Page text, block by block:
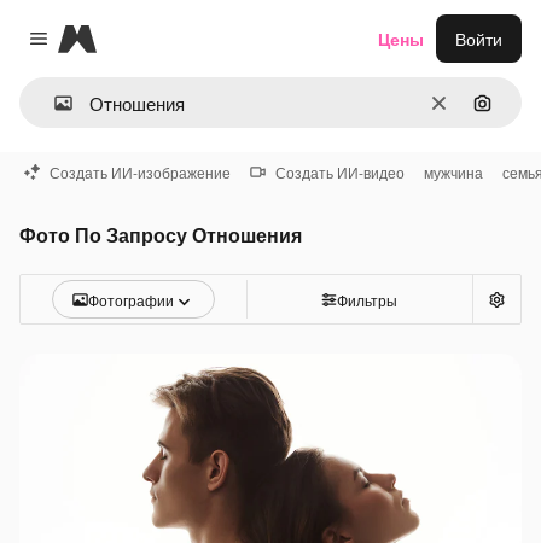
Close menu
Magnific
ОчиститьПоиск
Цены Войти
Создать ИИ-изображение Создать ИИ-видео мужчина
Фото По Запросу Отношения
Фотографии Фильтры